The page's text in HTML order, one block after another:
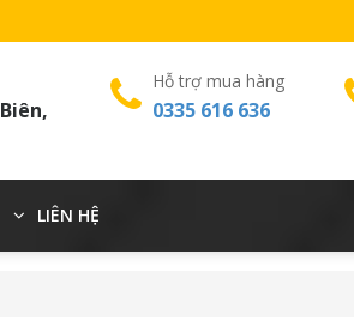
Hỗ trợ mua hàng
0335 616 636
LIÊN HỆ